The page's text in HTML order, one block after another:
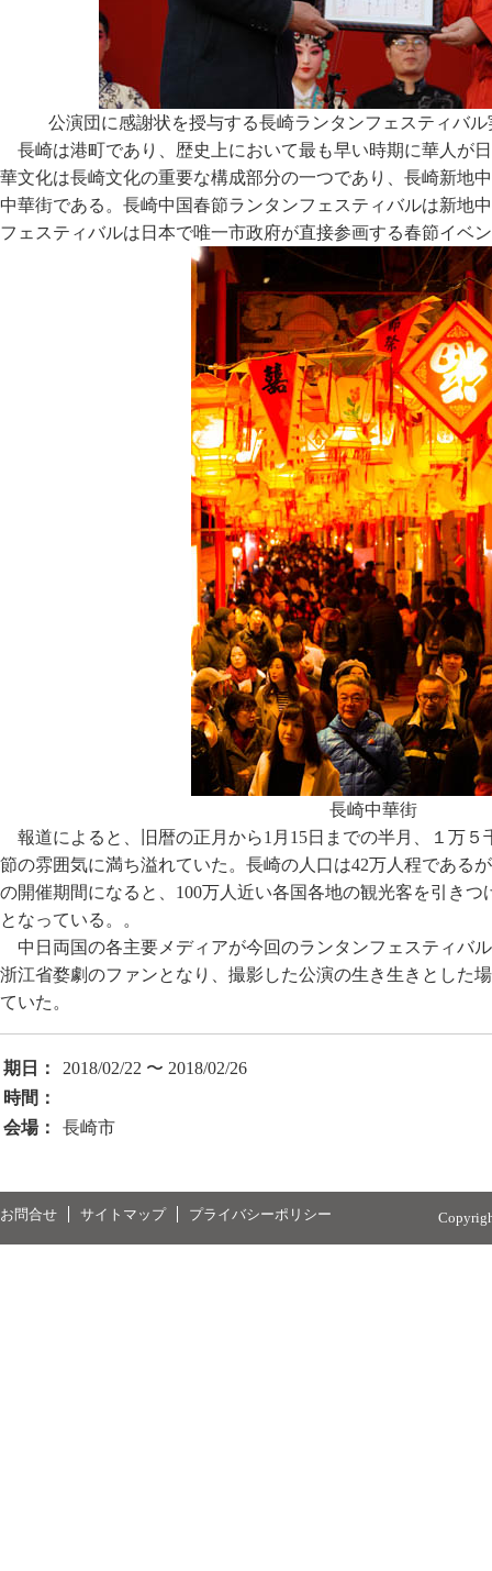
公演団に感謝状を授与する長崎ランタンフェスティバ
長崎は港町であり、歴史上において最も早い時期に華人が
華文化は長崎文化の重要な構成部分の一つであり、長崎新地
中華街である。長崎中国春節ランタンフェスティバルは新地
フェスティバルは日本で唯一市政府が直接参画する春節イベ
長崎中華街
報道によると、旧暦の正月から1月15日までの半月、１万
節の雰囲気に満ち溢れていた。長崎の人口は42万人程である
の開催期間になると、100万人近い各国各地の観光客を引き
となっている。。
中日両国の各主要メディアが今回のランタンフェスティバ
浙江省婺劇のファンとなり、撮影した公演の生き生きとした
ていた。
期日：
2018/02/22 〜 2018/02/26
時間：
会場：
長崎市
お問合せ サイトマップ プライバシーポリシー